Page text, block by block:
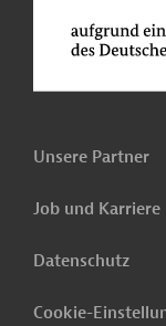
Unsere Partner
Job und Karriere
Datenschutz
Cookie-